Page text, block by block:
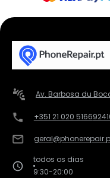
Av. Barbosa du
+351 21 020 5166
todos os dias
9:30-20:00